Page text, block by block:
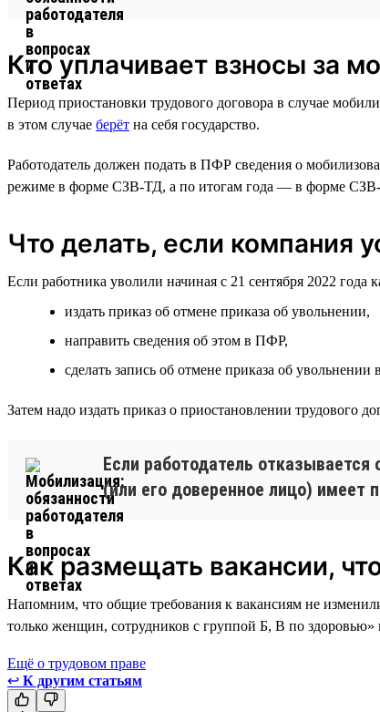
Кто уплачивает взносы за
Период приостановки трудового договора в случае
в этом случае берёт на себя государство.
Работодатель должен подать в ПФР сведения о
режиме в форме СЗВ-ТД, а по итогам года — в форме
Что делать, если компания
Если работника уволили начиная с 21 сентября 2022 года
издать приказ об отмене приказа об увольнении,
направить сведения об этом в ПФР,
сделать запись об отмене приказа об
Затем надо издать приказ о приостановлении трудового
Если работодатель отказывается
(или его доверенное лицо) имеет
Как размещать вакансии,
Напомним, что общие требования к вакансиям не
только женщин, сотрудников с группой Б, В по
Ещё о трудовом праве
↩ К другим статьям